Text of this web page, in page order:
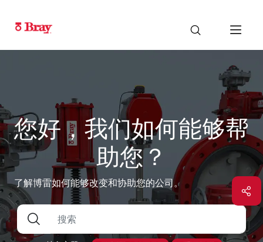
您好，我们如何能够帮
助您？
了解博雷如何能够改变和协助您的公司。